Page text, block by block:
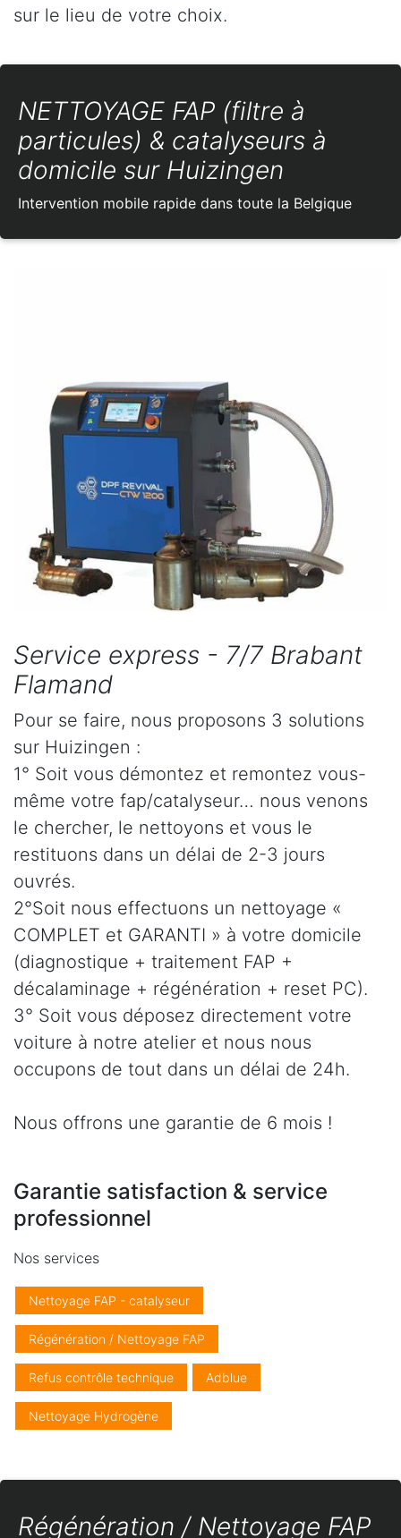
sur le lieu de votre choix.
NETTOYAGE FAP (filtre à
particules) & catalyseurs à
domicile sur Huizingen
Intervention mobile rapide dans toute la Belgique
Service express - 7/7 Brabant
Flamand
Pour se faire, nous proposons 3 solutions
sur Huizingen :
1° Soit vous démontez et remontez vous-
même votre fap/catalyseur… nous venons
le chercher, le nettoyons et vous le
restituons dans un délai de 2-3 jours
ouvrés.
2°Soit nous effectuons un nettoyage «
COMPLET et GARANTI » à votre domicile
(diagnostique + traitement FAP +
décalaminage + régénération + reset PC).
3° Soit vous déposez directement votre
voiture à notre atelier et nous nous
occupons de tout dans un délai de 24h.
Nous offrons une garantie de 6 mois !
Garantie satisfaction & service
professionnel
Nos services
Nettoyage FAP - catalyseur
Régénération / Nettoyage FAP
Refus contrôle technique Adblue
Nettoyage Hydrogène
Régénération / Nettoyage FAP